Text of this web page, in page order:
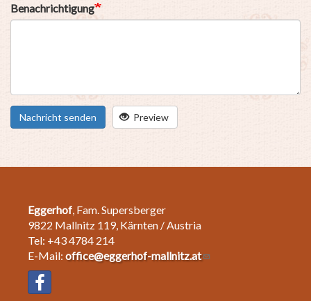
Benachrichtigung
Nachricht senden Preview
Eggerhof , Fam. Supersberger
9822 Mallnitz 119, Kärnten / Austria
Tel: +43 4784 214
E-Mail: office@eggerhof-mallnitz.at